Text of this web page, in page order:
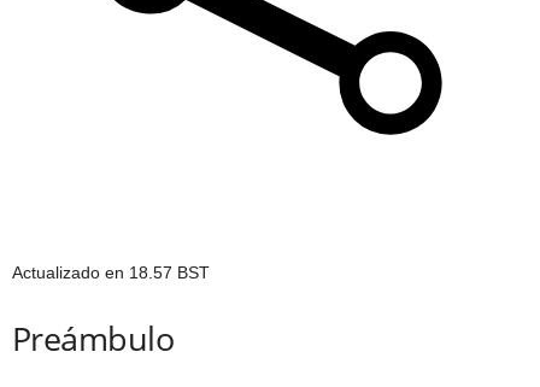
Actualizado en 18.57 BST
Preámbulo